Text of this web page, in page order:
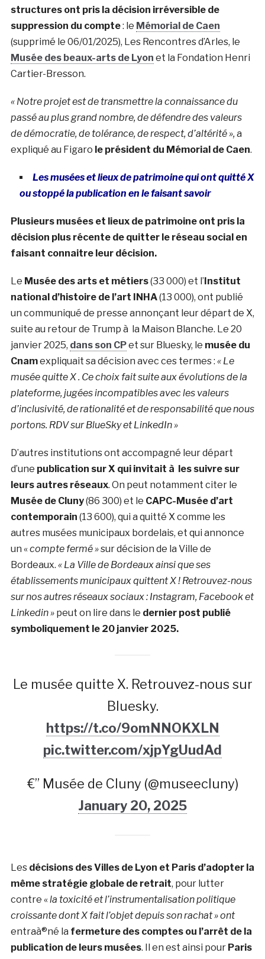
structures ont pris la décision irréversible de
suppression du compte: le Mémorial de Caen
(supprimé le 06/01/2025), Les Rencontres d’Arles, le
Musée des beaux-arts de Lyon et la Fondation Henri
Cartier-Bresson.
« Notre projet est de transmettre la connaissance du
passé au plus grand nombre, de défendre des valeurs
de démocratie, de tolérance, de respect, d’altérité »,a
expliqué au Figaro le président du Mémorial de Caen.
Les musées et lieux de patrimoine qui ont quitté X
ou stoppé la publication en le faisant savoir
Plusieurs musées et lieux de patrimoine ont pris la
décision plus récente de quitter le réseau social en
faisant connaitre leur décision.
Le Musée des arts et métiers(33 000) et l’Institut
national d’histoire de l’art INHA(13 000), ont publié
un communiqué de presse annonçant leur départ de X,
suite au retour de Trump à la Maison Blanche. Le 20
janvier 2025, dans son CPet sur Bluesky, le musée du
Cnamexpliquait sa décision avec ces termes : « Le
musée quitte X. Ce choix fait suite aux évolutions de la
plateforme, jugées incompatibles avec les valeurs
d’inclusivité, derationalitéet deresponsabilitéque nous
portons. RDV surBlueSkyetLinkedIn »
D’autres institutions ont accompagné leur départ
d’une publication sur X qui invitait à les suivre sur
leurs autres réseaux. On peut notamment citer le
Musée de Cluny(86 300) et le CAPC-Musée d’art
contemporain (13 600), qui a quitté X comme les
autres musées municipaux bordelais, et qui annonce
un «compte fermé »sur décision de la Ville de
Bordeaux. « La Ville de Bordeaux ainsi que ses
établissements municipaux quittent X ! Retrouvez-nous
sur nos autres réseaux sociaux : Instagram, Facebook et
Linkedin »peut on lire dans le dernier post publié
symboliquement le 20 janvier 2025.
Le musée quitte X. Retrouvez-nous sur
Bluesky.
https://t.co/9omNNOKXLN
pic.twitter.com/xjpYgUudAd
€” Musée de Cluny (@museecluny)
January 20, 2025
Les décisions des Villes de Lyon et Paris d’adopter la
même stratégie globale de retrait, pour lutter
contre «la toxicité et l’instrumentalisation politique
croissante dont X fait l’objet depuis son rachat » ont
entraà®né la fermeture des comptes ou l’arrêt de la
publication de leurs musées. Il en est ainsi pour Paris